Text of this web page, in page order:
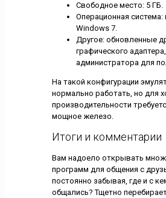
Свободное место: 5 ГБ.
Операционная система:
Windows 7.
Другое: обновленные
графического
администратора для
На такой конфигурации
нормально работать, но для
производительности
мощное железо.
Итоги и комментарии
Вам надоело открывать
программ для общения с
постоянно забывая, где и с
общались? Тщетно